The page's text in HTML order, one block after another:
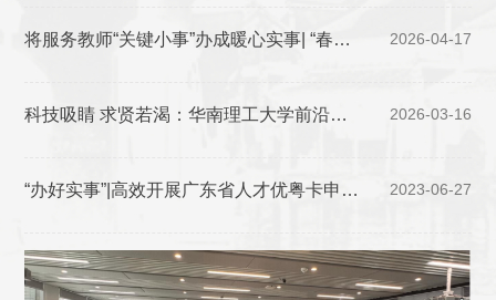
将服务教师“关键小事”办成暖心实事| “春夏
2026-04-17
科技吸睛 求贤若渴：华南理工大学前沿成
2026-03-16
“办好实事”|高效开展广东省人才优粤卡申办
2023-06-27